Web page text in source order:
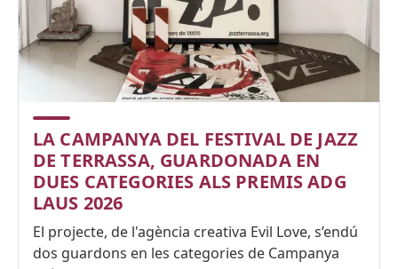
LA CAMPANYA DEL FESTIVAL DE JAZZ
DE TERRASSA, GUARDONADA EN
DUES CATEGORIES ALS PREMIS ADG
LAUS 2026
El projecte, de l'agència creativa Evil Love, s’endú
dos guardons en les categories de Campanya